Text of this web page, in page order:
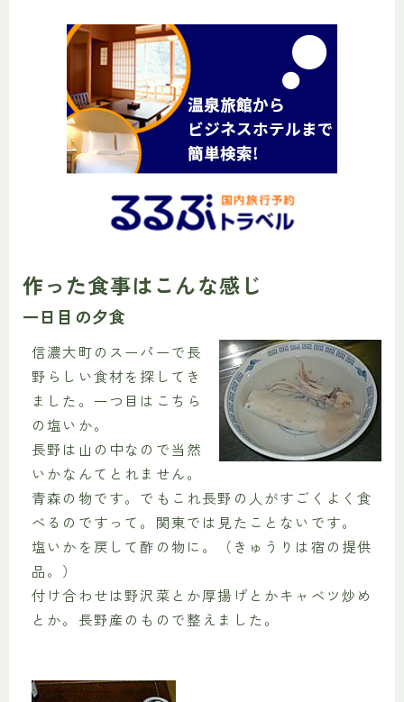
作った食事はこんな感じ
一日目の夕食
信濃大町のスーパーで長
野らしい食材を探してき
ました。一つ目はこちら
の塩いか。
長野は山の中なので当然
いかなんてとれません。
青森の物です。でもこれ長野の人がすごくよく食
べるのですって。関東では見たことないです。
塩いかを戻して酢の物に。（きゅうりは宿の提供
品。）
付け合わせは野沢菜とか厚揚げとかキャベツ炒め
とか。長野産のもので整えました。